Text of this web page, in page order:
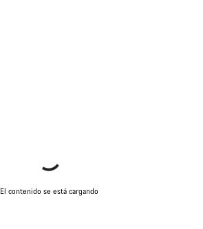
El contenido se está cargando